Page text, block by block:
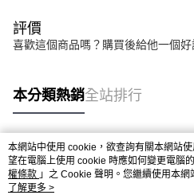
評價
喜歡這個商品嗎？購買後給他一個好
本分類熱銷全站排行
熱門標籤
本網站中使用 cookie，欲查詢有關本網站
望在電腦上使用 cookie 時應如何變更電腦
權條款 」之 Cookie 聲明。您繼續使用本
用條款之 Cookie 聲明使用 cookie。
了解更多 >